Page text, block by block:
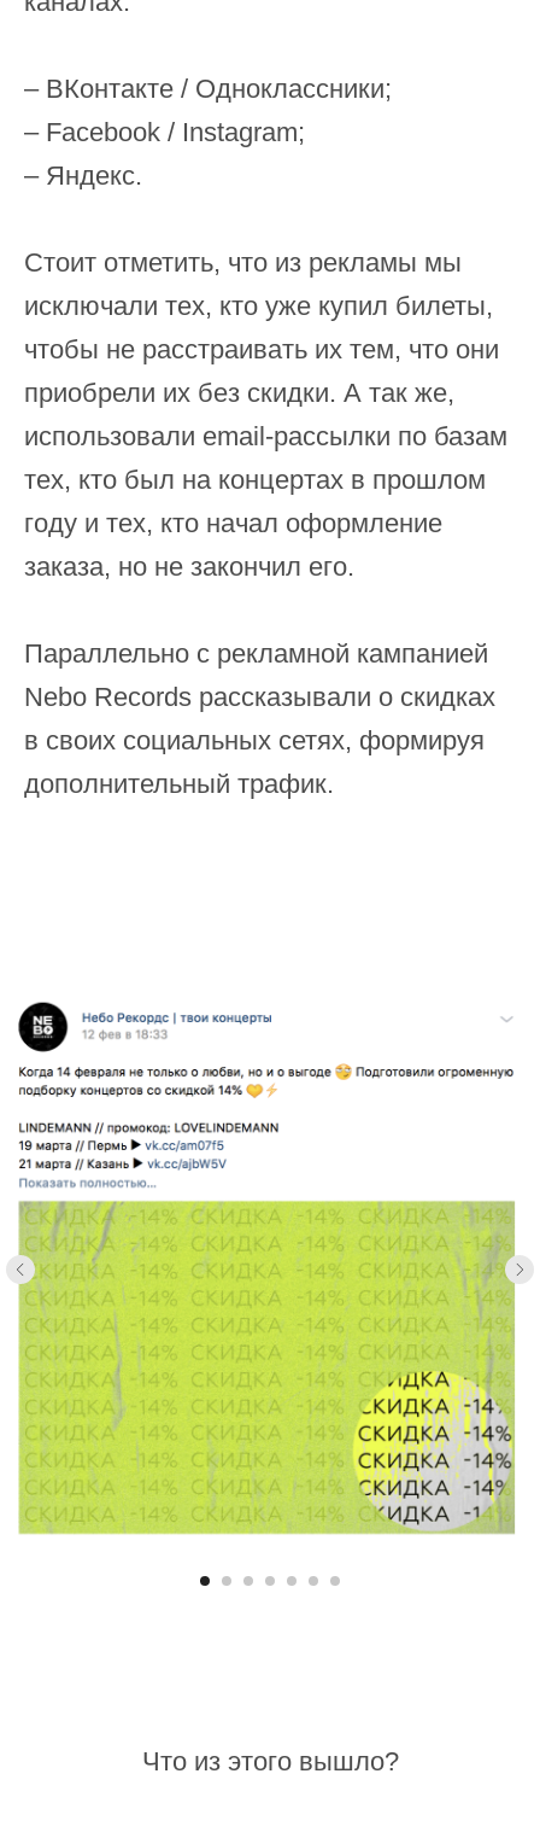
– ВКонтакте / Одноклассники;
– Facebook / Instagram;
– Яндекс.
Стоит отметить, что из рекламы мы
исключали тех, кто уже купил билеты,
чтобы не расстраивать их тем, что они
приобрели их без скидки. А так же,
использовали email-рассылки по базам
тех, кто был на концертах в прошлом
году и тех, кто начал оформление
заказа, но не закончил его.
Параллельно с рекламной кампанией
Nebo Records рассказывали о скидках
в своих социальных сетях, формируя
дополнительный трафик.
Что из этого вышло?